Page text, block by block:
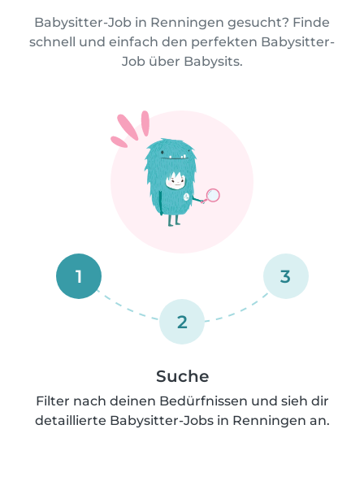
Babysitter-Job in Renningen gesucht? Finde
schnell und einfach den perfekten Babysitter-
Job über Babysits.
1
2
3
Suche
Filter nach deinen Bedürfnissen und sieh dir
detaillierte Babysitter-Jobs in Renningen an.